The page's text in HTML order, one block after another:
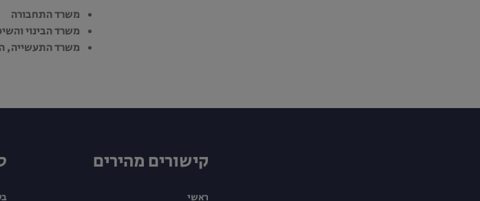
משרד התחבורה
משרד הבינוי
משרד התעשייה,
קישורים מהירים
ראשי